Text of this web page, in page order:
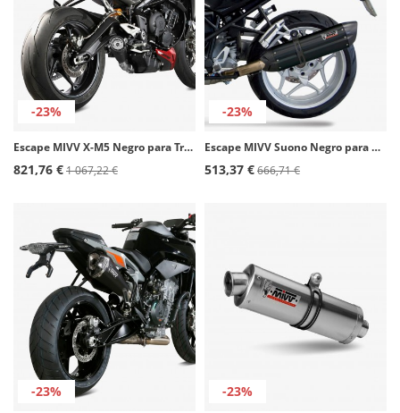
-23%
Escape MIVV X-M5 Negro para Triumph Street Triple 675 / 765 R/RS (23-24) T.027.SC5B
821,76 €1 067,22 €
-23%
Escape MIVV Suono Negro para BMW R 1200 R (08-10) B.005.L9
513,37 €666,71 €
-23% -23%